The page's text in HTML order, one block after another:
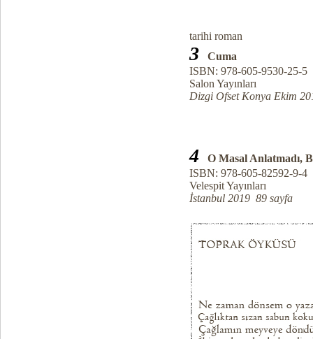
tarihi roman
3 Cuma
ISBN: 978-605-9530-25-5
Salon Yayınları
Dizgi Ofset Konya Ekim
4
O Masal Anlatmadı,
ISBN: 978-605-82592-9-4
Velespit Yayınları
İstanbul 2019 89 sayfa